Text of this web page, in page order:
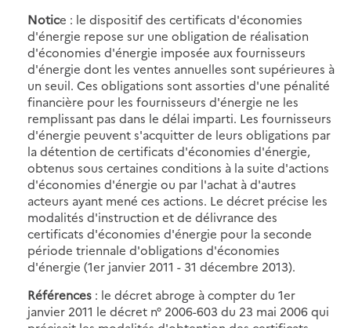
Notice : le dispositif des certificats d'économies
d'énergie repose sur une obligation de réalisation
d'économies d'énergie imposée aux fournisseurs
d'énergie dont les ventes annuelles sont supérieures à
un seuil. Ces obligations sont assorties d'une pénalité
financière pour les fournisseurs d'énergie ne les
remplissant pas dans le délai imparti. Les fournisseurs
d'énergie peuvent s'acquitter de leurs obligations par
la détention de certificats d'économies d'énergie,
obtenus sous certaines conditions à la suite d'actions
d'économies d'énergie ou par l'achat à d'autres
acteurs ayant mené ces actions. Le décret précise les
modalités d'instruction et de délivrance des
certificats d'économies d'énergie pour la seconde
période triennale d'obligations d'économies
d'énergie (1er janvier 2011 - 31 décembre 2013).
Références : le décret abroge à compter du 1er
janvier 2011 le décret n° 2006-603 du 23 mai 2006 qui